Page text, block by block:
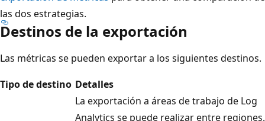
las dos estrategias.
Destinos de la exportación
Las métricas se pueden exportar a los siguientes destinos.
Tipo de destino Detalles
La exportación a áreas de trabajo de Log
Analytics se puede realizar entre regiones.